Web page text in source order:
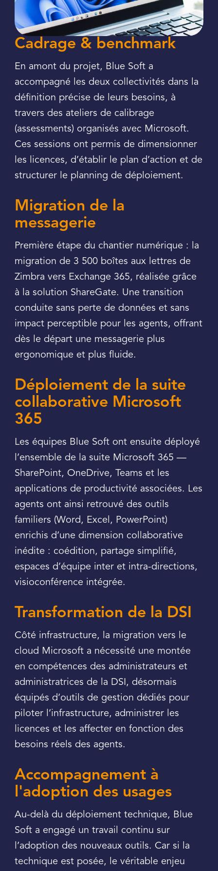
Cadrage & benchmark
En amont du projet, Blue Soft a
accompagné les deux collectivités dans la
définition précise de leurs besoins, à
travers des ateliers de calibrage
(assessments) organisés avec Microsoft.
Ces sessions ont permis de dimensionner
les licences, d’établir le plan d’action et de
structurer le planning de déploiement.
Migration de la
messagerie
Première étape du chantier numérique : la
migration de 3 500 boîtes aux lettres de
Zimbra vers Exchange 365, réalisée grâce
à la solution ShareGate. Une transition
conduite sans perte de données et sans
impact perceptible pour les agents, offrant
dès le départ une messagerie plus
ergonomique et plus fluide.
Déploiement de la suite
collaborative Microsoft
365
Les équipes Blue Soft ont ensuite déployé
l’ensemble de la suite Microsoft 365 —
SharePoint, OneDrive, Teams et les
applications de productivité associées. Les
agents ont ainsi retrouvé des outils
familiers (Word, Excel, PowerPoint)
enrichis d’une dimension collaborative
inédite : coédition, partage simplifié,
espaces d’équipe inter et intra-directions,
visioconférence intégrée.
Transformation de la DSI
Côté infrastructure, la migration vers le
cloud Microsoft a nécessité une montée
en compétences des administrateurs et
administratrices de la DSI, désormais
équipés d’outils de gestion dédiés pour
piloter l’infrastructure, administrer les
licences et les affecter en fonction des
besoins réels des agents.
Accompagnement à
l'adoption des usages
Au-delà du déploiement technique, Blue
Soft a engagé un travail continu sur
l’adoption des nouveaux outils. Car si la
technique est posée, le véritable enjeu